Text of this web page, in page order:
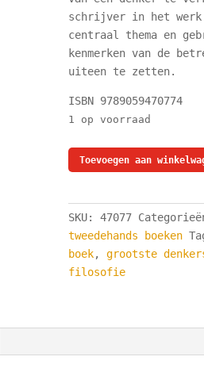
schrijver in het
centraal thema en
kenmerken van de
uiteen te zetten.
ISBN 9789059470774
1 op voorraad
Oosterse
Filosofie
Burns
aantal
Toevoegen aan
SKU:47077
tweedehands boeken
boek,grootste
filosofie